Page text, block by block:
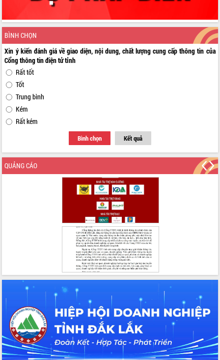
BÌNH CHỌN
Xin ý kiến đánh giá về giao diện, nội dung, chất lượng cung cấp thông tin của
Cổng thông tin điện tử tỉnh
Rất tốt
Tốt
Trung bình
Kém
Rất kém
Bình chọn Kết quả
QUẢNG CÁO